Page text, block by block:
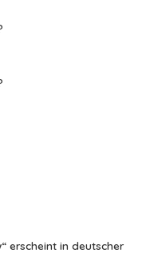
erscheint in deutscher